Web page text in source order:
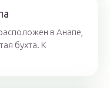
в Анапе,
бухта. К